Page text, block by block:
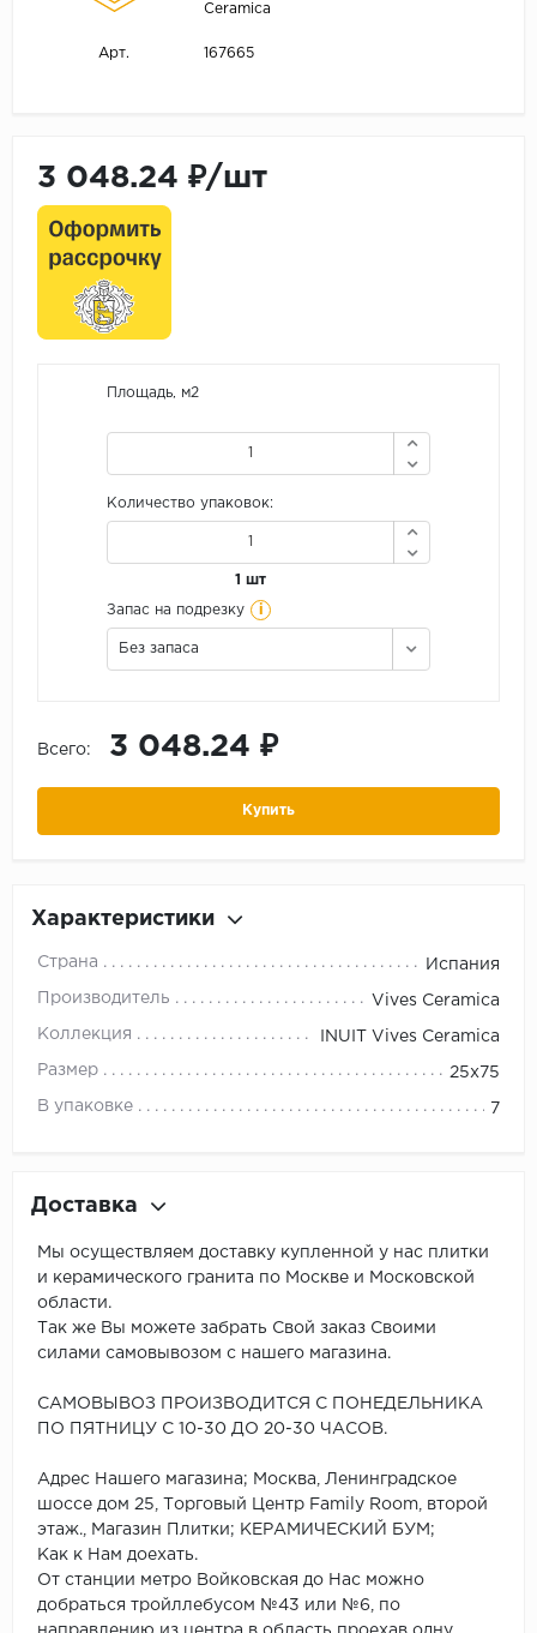
Ceramica
Арт. 167665
3 048.24 ₽/шт
Площадь, м2
Количество упаковок:
1 шт
Запас на подрезку i
Без запаса
Всего: 3 048.24 ₽
Купить
Характеристики
Страна Испания
Производитель Vives Ceramica
Коллекция INUIT Vives Ceramica
Размер 25х75
В упаковке 7
Доставка
Мы осуществляем доставку купленной у нас плитки
и керамического гранита по Москве и Московской
области.
Так же Вы можете забрать Свой заказ Своими
силами самовывозом с нашего магазина.
САМОВЫВОЗ ПРОИЗВОДИТСЯ С ПОНЕДЕЛЬНИКА
ПО ПЯТНИЦУ С 10-30 ДО 20-30 ЧАСОВ.
Адрес Нашего магазина; Москва, Ленинградское
шоссе дом 25, Торговый Центр Family Room, второй
этаж., Магазин Плитки; КЕРАМИЧЕСКИЙ БУМ;
Как к Нам доехать.
От станции метро Войковская до Нас можно
добраться тройллебусом №43 или №6, по